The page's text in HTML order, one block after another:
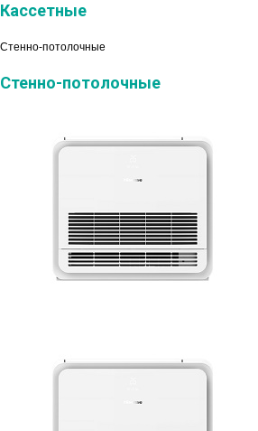
Кассетные
Стенно-потолочные
Стенно-потолочные